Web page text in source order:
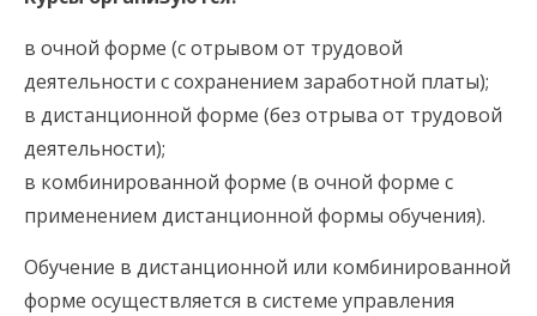
в очной форме (с отрывом от трудовой
деятельности с сохранением заработной платы);
в дистанционной форме (без отрыва от трудовой
деятельности);
в комбинированной форме (в очной форме с
применением дистанционной формы обучения).
Обучение в дистанционной или комбинированной
форме осуществляется в системе управления